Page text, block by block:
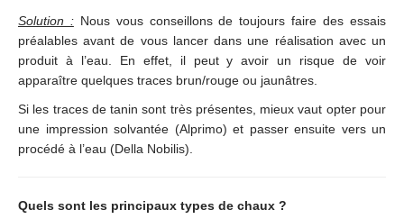
Solution : Nous vous conseillons de toujours faire des essais
préalables avant de vous lancer dans une réalisation avec un
produit à l’eau. En effet, il peut y avoir un risque de voir
apparaître quelques traces brun/rouge ou jaunâtres.
Si les traces de tanin sont très présentes, mieux vaut opter pour
une impression solvantée (Alprimo) et passer ensuite vers un
procédé à l’eau (Della Nobilis).
Quels sont les principaux types de chaux ?